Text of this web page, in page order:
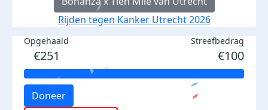
Rijden tegen Kanker Utrecht 2026
Opgehaald
€251
Streefbedrag
€100
Doneer